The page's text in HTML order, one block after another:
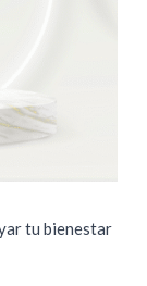
tu bienestar